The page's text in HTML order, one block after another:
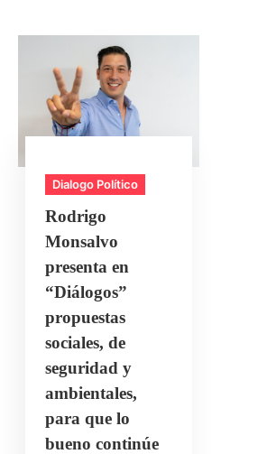
Dialogo Político
Rodrigo
Monsalvo
presenta en
“Diálogos”
propuestas
sociales, de
seguridad y
ambientales,
para que lo
bueno continúe